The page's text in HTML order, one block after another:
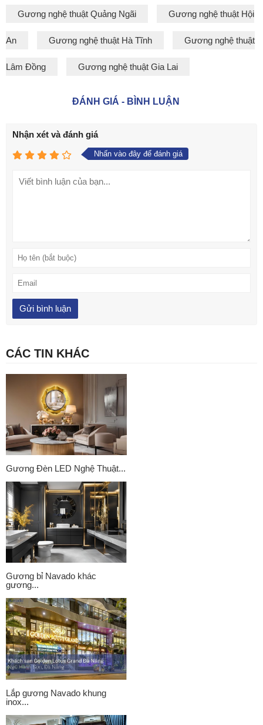
Gương nghệ thuật Quảng Ngãi Gương nghệ thuật Hội
An Gương nghệ thuật Hà Tĩnh Gương nghệ thuật
Lâm Đồng Gương nghệ thuật Gia Lai
ĐÁNH GIÁ - BÌNH LUẬN
Nhận xét và đánh giá
Nhấn vào đây để đánh giá
CÁC TIN KHÁC
Gương Đèn LED Nghệ Thuật...
Gương bỉ Navado khác
gương...
Lắp gương Navado khung
inox...